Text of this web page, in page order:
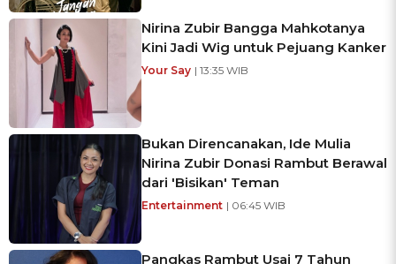
Nirina Zubir Bangga Mahkotanya
Kini Jadi Wig untuk Pejuang Kanker
Your Say | 13:35 WIB
Bukan Direncanakan, Ide Mulia
Nirina Zubir Donasi Rambut Berawal
dari 'Bisikan' Teman
Entertainment | 06:45 WIB
Pangkas Rambut Usai 7 Tahun